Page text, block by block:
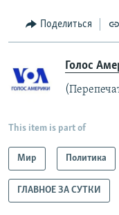
Поделиться
Голос
This item is part of
Мир Политика
ГЛАВНОЕ ЗА СУТКИ